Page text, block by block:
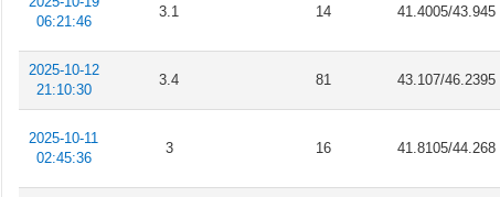
06:21:46
3.1 14 41.4005/43.945
2025-10-12
21:10:30
3.4 81 43.107/46.2395
2025-10-11
02:45:36
3 16 41.8105/44.268